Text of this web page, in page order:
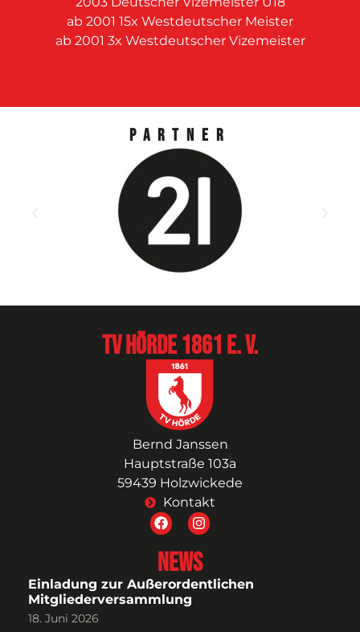
ab 2001 15x Westdeutscher Meister
ab 2001 3x Westdeutscher Vizemeister
Partner
TV Hörde 1861 e. V.
Bernd Janssen
Hauptstraße 103a
59439 Holzwickede
Kontakt
News
Einladung zur Außerordentlichen
Mitgliederversammlung
18. Juni 2026